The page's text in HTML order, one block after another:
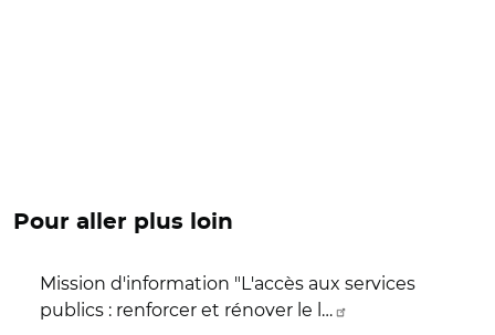
Pour aller plus loin
Mission d'information "L'accès aux services
publics : renforcer et rénover le l…